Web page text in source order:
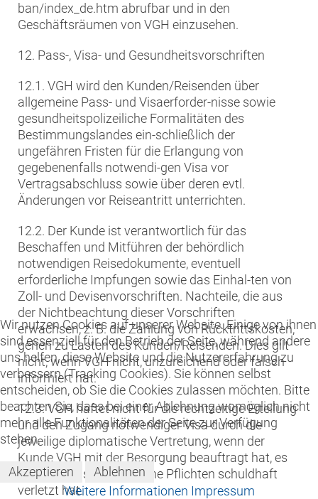
ban/index_de.htm abrufbar und in den
Geschäftsräumen von VGH einzusehen.
12. Pass-, Visa- und Gesundheitsvorschriften
12.1. VGH wird den Kunden/Reisenden über
allgemeine Pass- und Visaerforder-nisse sowie
gesundheitspolizeiliche Formalitäten des
Bestimmungslandes ein-schließlich der
ungefähren Fristen für die Erlangung von
gegebenenfalls notwendi-gen Visa vor
Vertragsabschluss sowie über deren evtl.
Änderungen vor Reiseantritt unterrichten.
12.2. Der Kunde ist verantwortlich für das
Beschaffen und Mitführen der behördlich
notwendigen Reisedokumente, eventuell
erforderliche Impfungen sowie das Einhal-ten von
Zoll- und Devisenvorschriften. Nachteile, die aus
der Nichtbeachtung dieser Vorschriften
erwachsen, z. B. die Zahlung von Rücktrittskosten,
gehen zu Lasten des Kunden/Reisenden. Dies gilt
nicht, wenn VGH nicht, unzureichend oder falsch
informiert hat.
12.3. VGH haftet nicht für die rechtzeitige Erteilung
und den Zugang notwendiger Visa durch die
jeweilige diplomatische Vertretung, wenn der
Kunde VGH mit der Besorgung beauftragt hat, es
sei denn, dass VGH eigene Pflichten schuldhaft
verletzt hat.
Wir nutzen Cookies auf unserer Website. Einige von ihnen
sind essenziell für den Betrieb der Seite, während andere
uns helfen, diese Website und die Nutzererfahrung zu
verbessern (Tracking Cookies). Sie können selbst
entscheiden, ob Sie die Cookies zulassen möchten. Bitte
beachten Sie, dass bei einer Ablehnung womöglich nicht
mehr alle Funktionalitäten der Seite zur Verfügung
stehen.
Akzeptieren
Ablehnen
Weitere Informationen Impressum